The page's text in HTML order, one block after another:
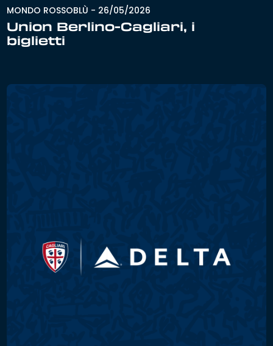
MONDO ROSSOBLÙ - 26/05/2026
Union Berlino-Cagliari, i
biglietti